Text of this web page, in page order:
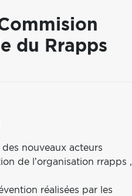
du Rrapps
nouveaux acteurs
de l’organisation rrapps ,
réalisées par les